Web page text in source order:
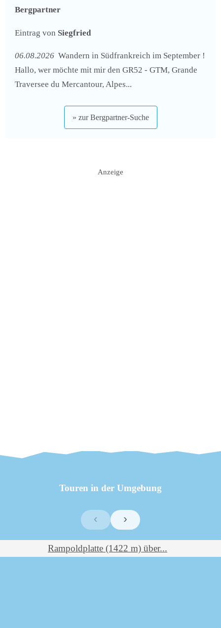
Bergpartner
Eintrag von Siegfried
06.08.2026 Wandern in Südfrankreich im September !
Hallo, wer möchte mit mir den GR52 - GTM, Grande
Traversee du Mercantour, Alpes...
» zur Bergpartner-Suche
Anzeige
Touren in der Umgebung
‹ ›